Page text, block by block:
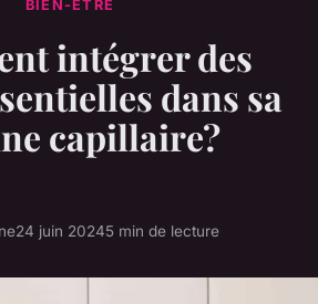
BIEN-ETRE
intégrer des
dans sa
capillaire?
24 juin 20245 min de lecture